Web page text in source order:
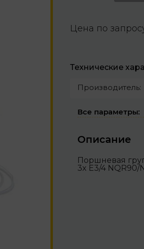
Цена по
Технические
Производитель:
Все параметры:
Описание
Поршневая
3x Е3/4 NQR90/